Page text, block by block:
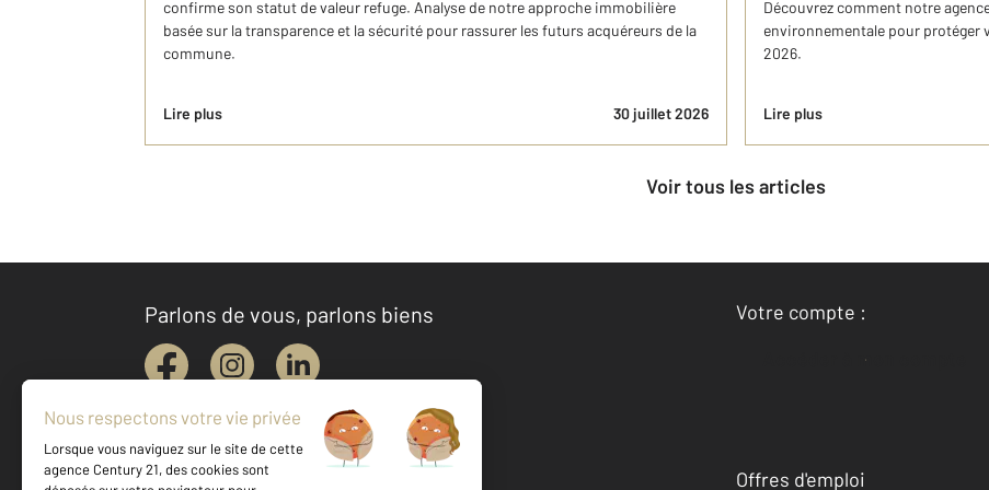
confirme son statut de valeur refuge. Analyse de notre approche immobilière
basée sur la transparence et la sécurité pour rassurer les futurs acquéreurs de la
commune.
Lire plus 30 juillet 2026
Découvrez comment notre
environnementale pour protéger
2026.
Lire plus
Voir tous les articles
Parlons de vous, parlons biens
Votre compte :
Accéder à mon compte
Offres d'emploi